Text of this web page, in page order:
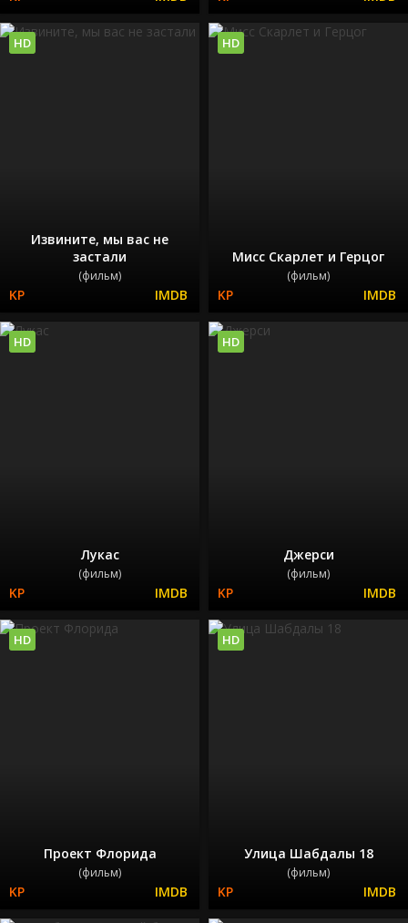
Извините, мы вас не
застали
(фильм)
HD
Мисс Скарлет и Герцог
(фильм)
HD
Лукас
(фильм)
HD
Джерси
(фильм)
HD
Проект Флорида
(фильм)
HD
Улица Шабдалы 18
(фильм)
HD